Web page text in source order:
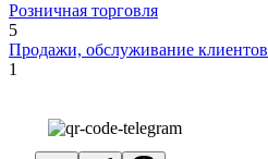
Розничная торговля
5
Продажи, обслуживание клиентов
1